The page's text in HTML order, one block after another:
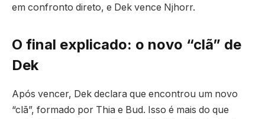
em confronto direto, e Dek vence Njhorr.
O final explicado: o novo “clã” de
Dek
Após vencer, Dek declara que encontrou um novo
“clã”, formado por Thia e Bud. Isso é mais do que